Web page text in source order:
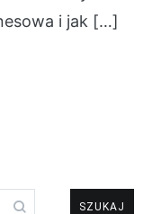
i jak […]